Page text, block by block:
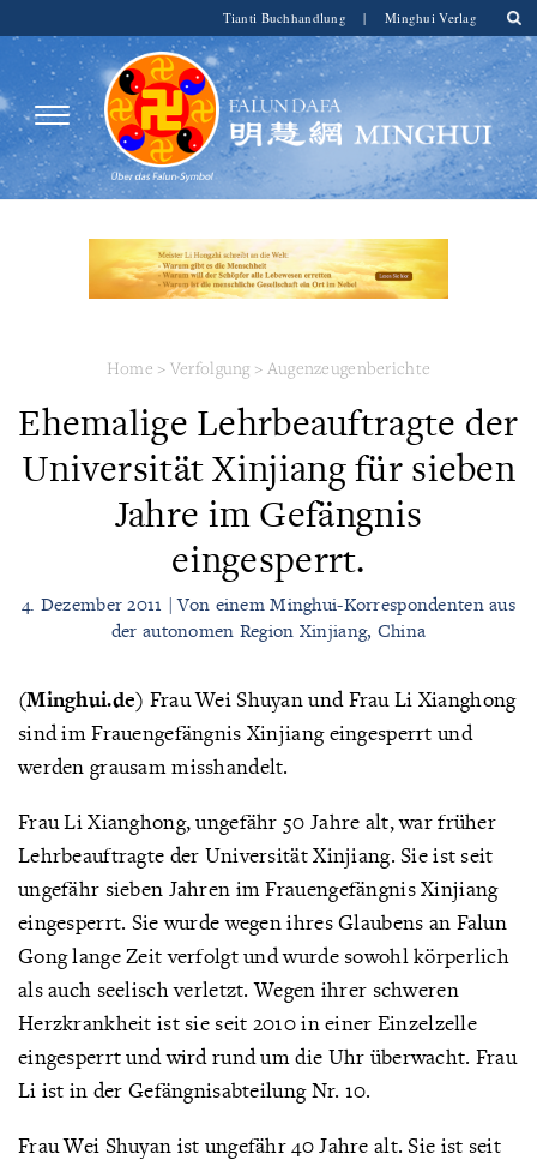
Tianti Buchhandlung | Minghui Verlag
Home > Verfolgung > Augenzeugenberichte
Ehemalige Lehrbeauftragte der
Universität Xinjiang für sieben
Jahre im Gefängnis
eingesperrt.
4. Dezember 2011 | Von einem Minghui-Korrespondenten aus
der autonomen Region Xinjiang, China
(Minghui.de) Frau Wei Shuyan und Frau Li Xianghong
sind im Frauengefängnis Xinjiang eingesperrt und
werden grausam misshandelt.
Frau Li Xianghong, ungefähr 50 Jahre alt, war früher
Lehrbeauftragte der Universität Xinjiang. Sie ist seit
ungefähr sieben Jahren im Frauengefängnis Xinjiang
eingesperrt. Sie wurde wegen ihres Glaubens an Falun
Gong lange Zeit verfolgt und wurde sowohl körperlich
als auch seelisch verletzt. Wegen ihrer schweren
Herzkrankheit ist sie seit 2010 in einer Einzelzelle
eingesperrt und wird rund um die Uhr überwacht. Frau
Li ist in der Gefängnisabteilung Nr. 10.
Frau Wei Shuyan ist ungefähr 40 Jahre alt. Sie ist seit